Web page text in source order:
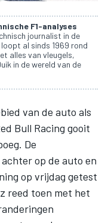
F1-analyses
journalist in de
loopt al sinds 1969 rond
alles van vleugels,
in de wereld van de
van de auto als
Bull Racing gooit
De
op de auto en
op vrijdag getest
reed toen met het